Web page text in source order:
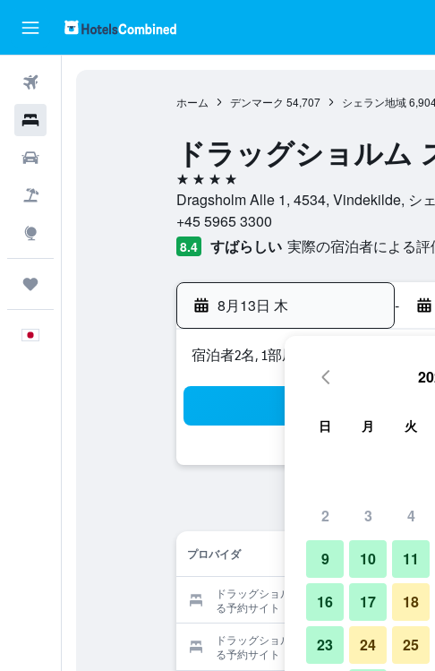
ホーム デンマーク 54,707 シェラン地域
ドラッグショルム
4つ星
Dragsholm Alle 1, 4534, Vindekilde, シ
+45 5965 3300
8.4 すばらしい 実際の宿泊者による評
8月13日 木 -
宿泊者2名, 1​部屋
プロバイダ
ドラッグショルム スロットを提供す
る予約サイト
ドラッグショルム スロットを提供す
る予約サイト
日 月 火
2 3 4
9 10 11
16 17 18
23 24 25